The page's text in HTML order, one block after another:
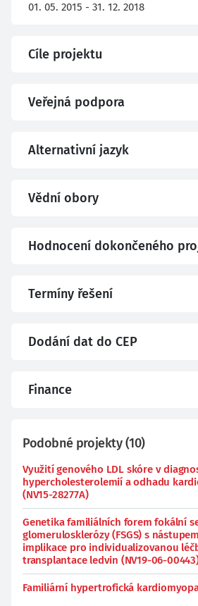
01. 05. 2015 - 31. 12. 2018
Cíle projektu
Veřejná podpora
Alternativní jazyk
Vědní obory
Hodnocení dokončeného
Termíny řešení
Dodání dat do CEP
Finance
Podobné projekty(10)
Využití genového LDL skóre v
hypercholesterolemií a odhadu
(NV15-28277A)
Genetika familiálních forem fokální
glomerulosklerózy (FSGS) s
implikace pro individualizovanou
transplantace ledvin (NV19-06-
Familiární hypertrofická